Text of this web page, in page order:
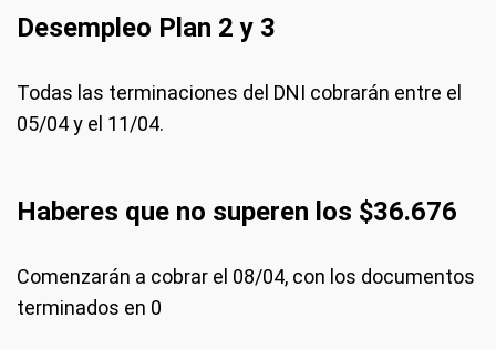
Desempleo Plan 2 y 3
Todas las terminaciones del DNI cobrarán entre el
05/04 y el 11/04.
Haberes que no superen los $36.676
Comenzarán a cobrar el 08/04, con los documentos
terminados en 0